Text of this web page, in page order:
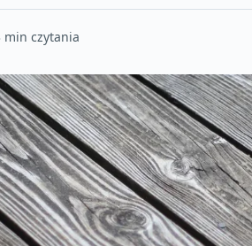
min czytania